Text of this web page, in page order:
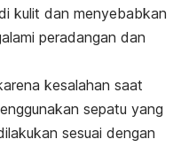
kulit dan menyebabkan
peradangan dan
kesalahan saat
sepatu yang
sesuai dengan